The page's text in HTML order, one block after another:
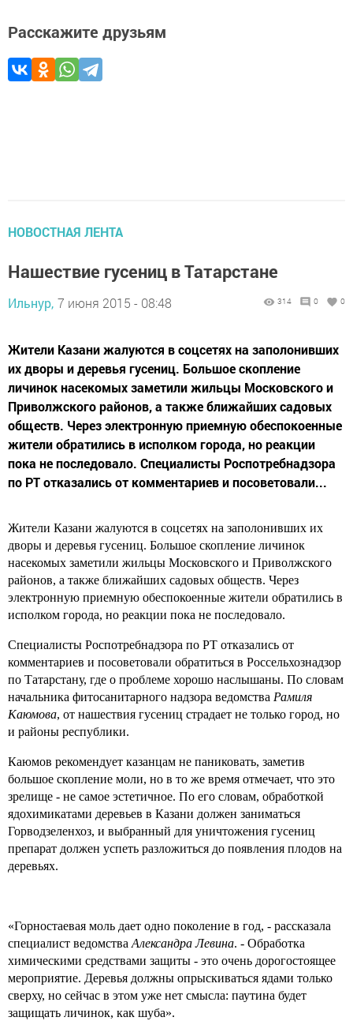
Расскажите друзьям
НОВОСТНАЯ ЛЕНТА
Нашествие гусениц в Татарстане
Ильнур, 7 июня 2015 - 08:48 314 0 0
Жители Казани жалуются в соцсетях на заполонивших
их дворы и деревья гусениц. Большое скопление
личинок насекомых заметили жильцы Московского и
Приволжского районов, а также ближайших садовых
обществ. Через электронную приемную обеспокоенные
жители обратились в исполком города, но реакции
пока не последовало. Специалисты Роспотребнадзора
по РТ отказались от комментариев и посоветовали...
Жители Казани жалуются в соцсетях на заполонивших их
дворы и деревья гусениц. Большое скопление личинок
насекомых заметили жильцы Московского и Приволжского
районов, а также ближайших садовых обществ. Через
электронную приемную обеспокоенные жители обратились в
исполком города, но реакции пока не последовало.
Специалисты Роспотребнадзора по РТ отказались от
комментариев и посоветовали обратиться в Россельхознадзор
по Татарстану, где о проблеме хорошо наслышаны. По словам
начальника фитосанитарного надзора ведомства Рамиля
Каюмова, от нашествия гусениц страдает не только город, но
и районы республики.
Каюмов рекомендует казанцам не паниковать, заметив
большое скопление моли, но в то же время отмечает, что это
зрелище - не самое эстетичное. По его словам, обработкой
ядохимикатами деревьев в Казани должен заниматься
Горводзеленхоз, и выбранный для уничтожения гусениц
препарат должен успеть разложиться до появления плодов на
деревьях.
«Горностаевая моль дает одно поколение в год, - рассказала
специалист ведомства Александра Левина. - Обработка
химическими средствами защиты - это очень дорогостоящее
мероприятие. Деревья должны опрыскиваться ядами только
сверху, но сейчас в этом уже нет смысла: паутина будет
защищать личинок, как шуба».